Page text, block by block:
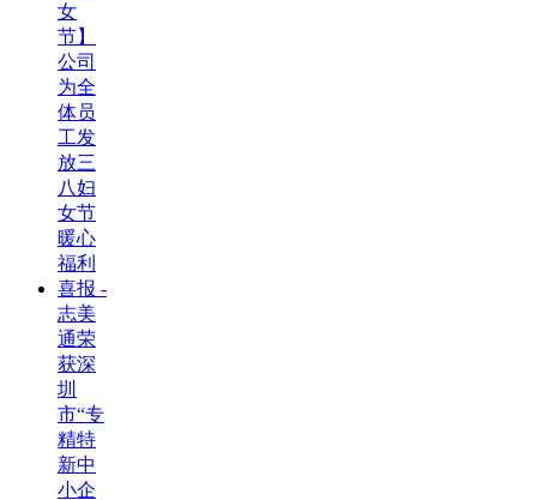
女
节】
公司
为全
体员
工发
放三
八妇
女节
暖心
福利
喜报 -
志美
通荣
获深
圳
市“专
精特
新中
小企